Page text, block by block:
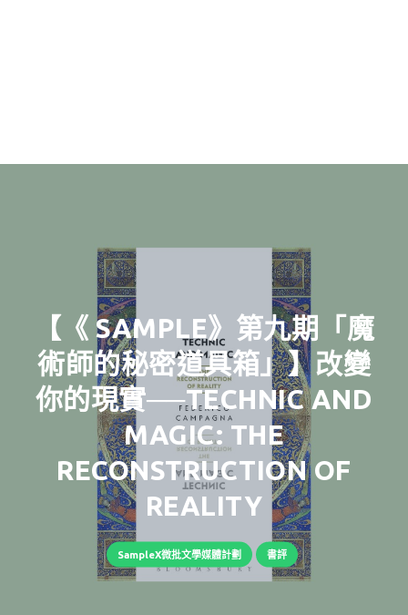
【《 SAMPLE》第九期「魔
術師的秘密道具箱」】改變
你的現實──TECHNIC AND
MAGIC: THE
RECONSTRUCTION OF
REALITY
SampleX微批文學媒體計劃 書評